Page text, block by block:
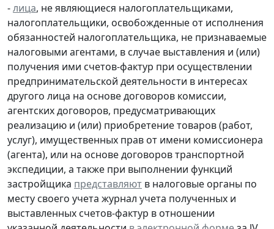
-лица, не являющиеся налогоплательщиками,
налогоплательщики, освобожденные от исполнения
обязанностей налогоплательщика, не признаваемые
налоговыми агентами, в случае выставления и (или)
получения ими счетов-фактур при осуществлении
предпринимательской деятельности в интересах
другого лица на основе договоров комиссии,
агентских договоров, предусматривающих
реализацию и (или) приобретение товаров (работ,
услуг), имущественных прав от имени комиссионера
(агента), или на основе договоров транспортной
экспедиции, а также при выполнении функций
застройщика представляют в налоговые органы по
месту своего учета журнал учета полученных и
выставленных счетов-фактур в отношении